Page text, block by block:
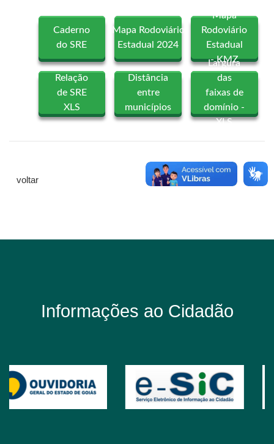
Caderno
do SRE
Mapa Rodoviário
Estadual 2024
Mapa
Rodoviário
Estadual
- KMZ
Relação
de SRE
XLS
Distância
entre
municípios
Largura
das
faixas de
domínio -
XLS
voltar
Informações ao Cidadão